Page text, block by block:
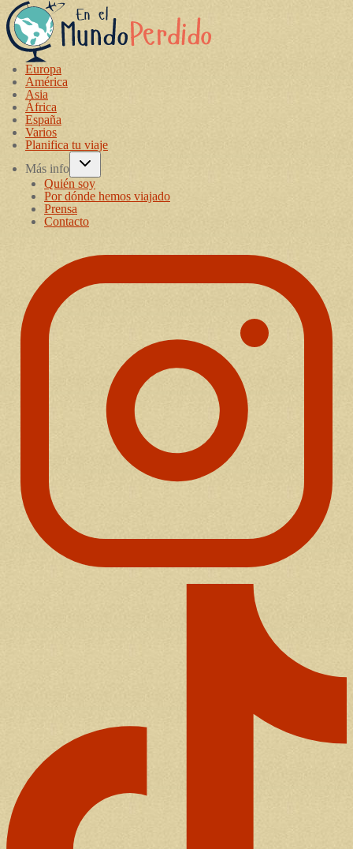
Europa
América
Asia
África
España
Varios
Planifica tu viaje
Más info
Quién soy
Por dónde hemos viajado
Prensa
Contacto